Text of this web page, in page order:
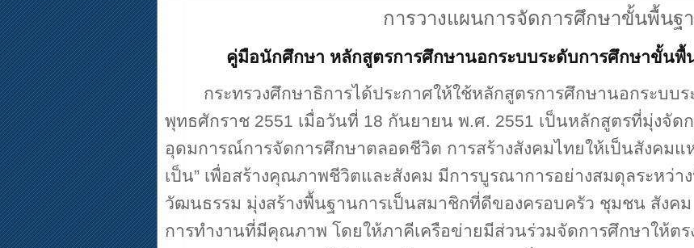
การวางแผนการจัดการศึกษาขั้นพื้นฐ
คู่มือนักศึกษา หลักสูตรการศึกษานอกระบบระดับการศึกษาขั้น
กระทรวงศึกษาธิการได้ประกาศให้ใช้หลักสูตรการศึกษานอกระบ
พุทธศักราช 2551 เมื่อวันที่ 18 กันยายน พ.ศ. 2551 เป็นหลักสูตรที่มุ่งจัด
อุดมการณ์การจัดการศึกษาตลอดชีวิต การสร้างสังคมไทยให้เป็นสังคมแ
เป็น” เพื่อสร้างคุณภาพชีวิตและสังคม มีการบูรณาการอย่างสมดุลระหว่
วัฒนธรรม มุ่งสร้างพื้นฐานการเป็นสมาชิกที่ดีของครอบครัว ชุมชน สังค
การทำงานที่มีคุณภาพ โดยให้ภาคีเครือข่ายมีส่วนร่วมจัดการศึกษาให้ตร